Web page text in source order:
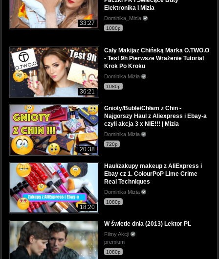
33:27
Elektronika I Mizia
Dominika_Mizia
1080p
36:21
Cały Makijaz Chińską Marka O.TWO.O
- Test 9h Pierwsze Wrażenie Tutorial
Krok Po Kroku
Dominika Mizia
1080p
20:38
Gnioty/Buble/Chłam z Chin -
Najgorszy Haul z Aliexpress i Ebay-a
czyli akcja 3 x NIE!!! | Mizia
Dominika Mizia
720p
18:20
Haul/zakupy makeup z AliExpress i
Ebay cz 1. ColourPoP Lime Crime
Real Techniques
Dominika Mizia
1080p
W świetle dnia (2013) Lektor PL
Filmy Akcji
premium
1080p